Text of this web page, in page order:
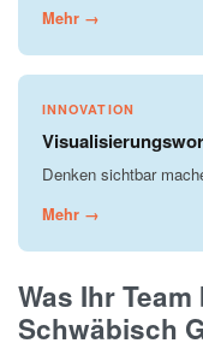
Mehr →
INNOVATION
Denken sichtbar
Mehr →
Was Ihr
Schwäbisch